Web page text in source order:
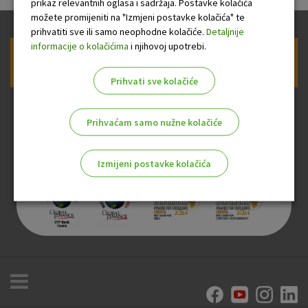
možete promijeniti na "Izmjeni postavke kolačića" te
prihvatiti sve ili samo neophodne kolačiće. Detaljnije
informacije o kolačićima i njihovoj upotrebi.
Prihvati sve kolačiće
Prihvaćam samo nužne kolačiće
Izmijeni postavke kolačića
Nužni kolačići
Analitički kolačići